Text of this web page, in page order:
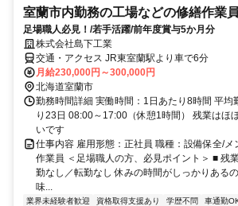
室蘭市内勤務の工場などの修繕作業
足場職人必見！/若手活躍/前年度賞与5か月分
株式会社島下工業
交通・アクセス JR東室蘭駅より車で6分
月給230,000円～300,000円
北海道室蘭市
勤務時間詳細 実働時間：1日あたり8時間 平均
り23日 08:00～17:00（休憩1時間） 残業はほ
いです
仕事内容 雇用形態：正社員 職種：設備保全/メ
作業員 ＜足場職人の方、必見ポイント＞ ■ 残
勤なし／転勤なし 休みの時間がしっかりある
味...
業界未経験者歓迎 資格取得支援あり 学歴不問 車通勤